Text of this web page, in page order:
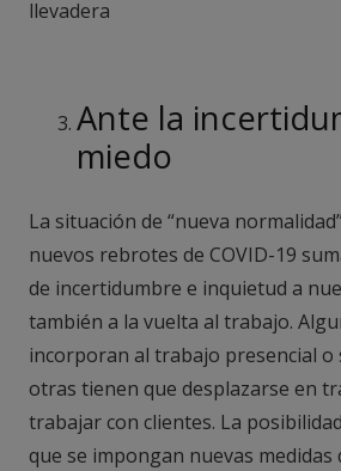
llevadera
Ante la
miedo
La situación de “nueva
nuevos rebrotes de COVID-19
de incertidumbre e inquietud a
también a la vuelta al trabajo.
incorporan al trabajo presencial o
otras tienen que desplazarse en
trabajar con clientes. La
que se impongan nuevas